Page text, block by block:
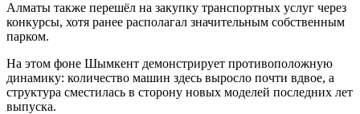
Алматы также перешёл на закупку транспортных услуг через
конкурсы, хотя ранее располагал значительным собственным
парком.
На этом фоне Шымкент демонстрирует противоположную
динамику: количество машин здесь выросло почти вдвое, а
структура сместилась в сторону новых моделей последних лет
выпуска.